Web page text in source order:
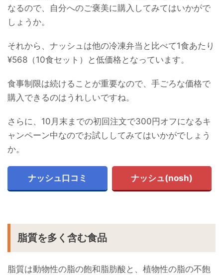
なるので、自分へのご褒美に購入してみてはいかがで
しょうか。
それから、ナッシュは他の冷凍弁当と比べて1食あたり
¥568（10食セット）と低価格となっています。
食事制限は続けることが重要なので、手ごろな価格で
購入できるのはうれしいですね。
さらに、10月末までの初回注文で300円オフになるキ
ャンペーン中なのでお試ししてみてはいかがでしょう
か。
ナッシュ口コミ ナッシュ(nosh)
脂質を多く含む食品
脂質は動物性の脂の飽和脂肪酸と、植物性の脂の不飽